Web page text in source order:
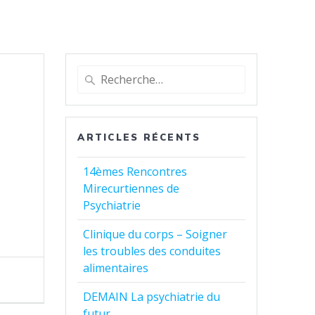
Recherche
:
ARTICLES RÉCENTS
14èmes Rencontres
Mirecurtiennes de
Psychiatrie
Clinique du corps – Soigner
les troubles des conduites
alimentaires
DEMAIN La psychiatrie du